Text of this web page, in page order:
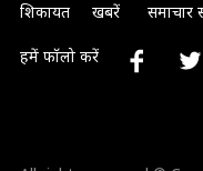
शिकायत
खबरें समाचार
हमें फॉलो करें